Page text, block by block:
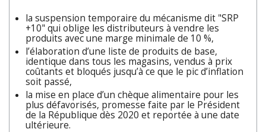
la suspension temporaire du mécanisme dit "SRP
+10" qui oblige les distributeurs à vendre les
produits avec une marge minimale de 10 %,
l’élaboration d’une liste de produits de base,
identique dans tous les magasins, vendus à prix
coûtants et bloqués jusqu’à ce que le pic d’inflation
soit passé,
la mise en place d’un chèque alimentaire pour les
plus défavorisés, promesse faite par le Président
de la République dès 2020 et reportée à une date
ultérieure.